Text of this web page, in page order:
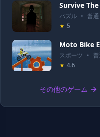
Survive
パズル • 普通
★ 5
スポーツ •
★ 4.6
その他のゲーム